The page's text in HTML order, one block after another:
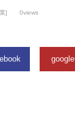
] 0views